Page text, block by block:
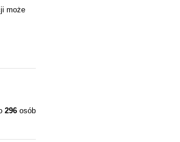
może
296osób